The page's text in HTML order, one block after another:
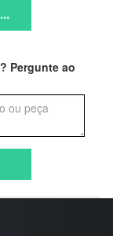
Pergunte ao